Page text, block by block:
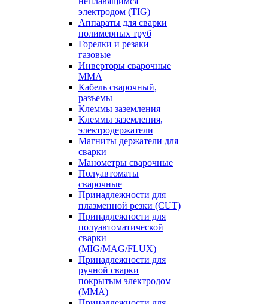
электродом (TIG)
Аппараты для сварки
полимерных труб
Горелки и резаки
газовые
Инверторы сварочные
ММА
Кабель сварочный,
разъемы
Клеммы заземления
Клеммы заземления,
электродержатели
Магниты держатели для
сварки
Манометры сварочные
Полуавтоматы
сварочные
Принадлежности для
плазменной резки (CUT)
Принадлежности для
полуавтоматической
сварки
(MIG/MAG/FLUX)
Принадлежности для
ручной сварки
покрытым электродом
(MMA)